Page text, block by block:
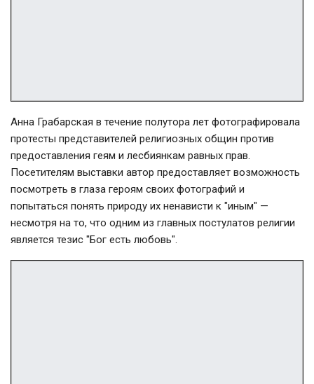
Анна Грабарская в течение полутора лет фотографировала
протесты представителей религиозных общин против
предоставления геям и лесбиянкам равных прав.
Посетителям выставки автор предоставляет возможность
посмотреть в глаза героям своих фотографий и
попытаться понять природу их ненависти к "иным" —
несмотря на то, что одним из главных постулатов религии
является тезис "Бог есть любовь".